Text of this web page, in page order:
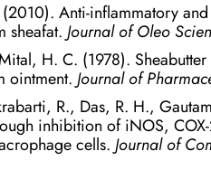
Anti-inflammatory
sheafat. Journal of Oleo
H. C. (1978).
ointment. Journal of
R., Das, R. H.,
inhibition of iNOS,
cells. Journal of